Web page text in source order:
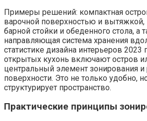
Примеры решений: компактная
варочной поверхностью и
барной стойки и обеденного стола, а
направляющая система хранения
статистике дизайна интерьеров 2023
открытых кухонь включают остров
центральный элемент зонирования и
поверхности. Это не только удобно,
структурирует пространство.
Практические принципы